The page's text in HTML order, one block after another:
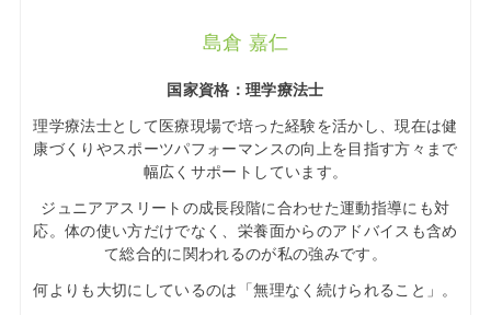
島倉 嘉仁
国家資格：理学療法士
理学療法士として医療現場で培った経験を活かし、現在は健
康づくりやスポーツパフォーマンスの向上を目指す方々まで
幅広くサポートしています。
ジュニアアスリートの成長段階に合わせた運動指導にも対
応。体の使い方だけでなく、栄養面からのアドバイスも含め
て総合的に関われるのが私の強みです。
何よりも大切にしているのは「無理なく続けられること」。